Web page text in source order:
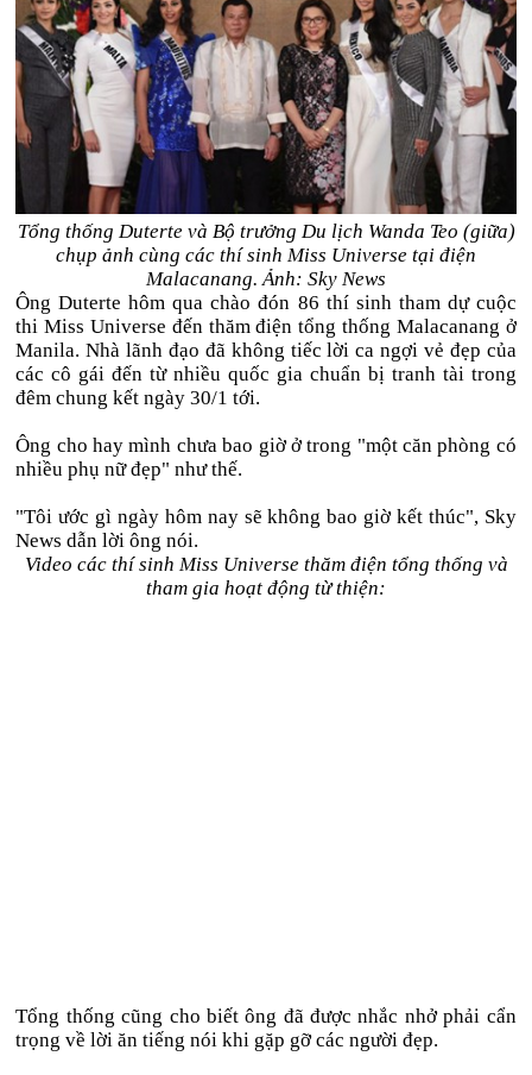
Tổng thống Duterte và Bộ trưởng Du lịch Wanda Teo (giữa)
chụp ảnh cùng các thí sinh Miss Universe tại điện
Malacanang. Ảnh: Sky News
Ông Duterte hôm qua chào đón 86 thí sinh tham dự cuộc
thi Miss Universe đến thăm điện tổng thống Malacanang ở
Manila. Nhà lãnh đạo đã không tiếc lời ca ngợi vẻ đẹp của
các cô gái đến từ nhiều quốc gia chuẩn bị tranh tài trong
đêm chung kết ngày 30/1 tới.
Ông cho hay mình chưa bao giờ ở trong "một căn phòng có
nhiều phụ nữ đẹp" như thế.
"Tôi ước gì ngày hôm nay sẽ không bao giờ kết thúc", Sky
News dẫn lời ông nói.
Video các thí sinh Miss Universe thăm điện tổng thống và
tham gia hoạt động từ thiện:
Tổng thống cũng cho biết ông đã được nhắc nhở phải cẩn
trọng về lời ăn tiếng nói khi gặp gỡ các người đẹp.